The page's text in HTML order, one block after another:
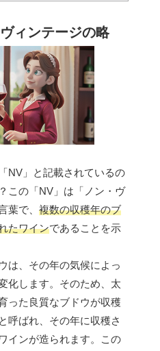
ィンテージの略
NV」と記載されているの
この「NV」は「ノン・ヴ
葉で、 複数の収穫年のブ
たワインであることを示
は、その年の気候によっ
化します。そのため、太
った良質なブドウが収穫
呼ばれ、その年に収穫さ
インが造られます。この